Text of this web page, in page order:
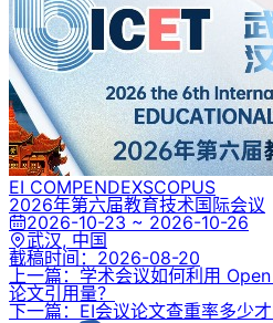
EI COMPENDEXSCOPUS
2026年第六届教育技术国际会议
2026-10-23 ~ 2026-10-26
武汉, 中国
截稿时间： 2026-08-20
上一篇：学术会议如何利用
论文引用量？
下一篇：EI会议论文查重率多少